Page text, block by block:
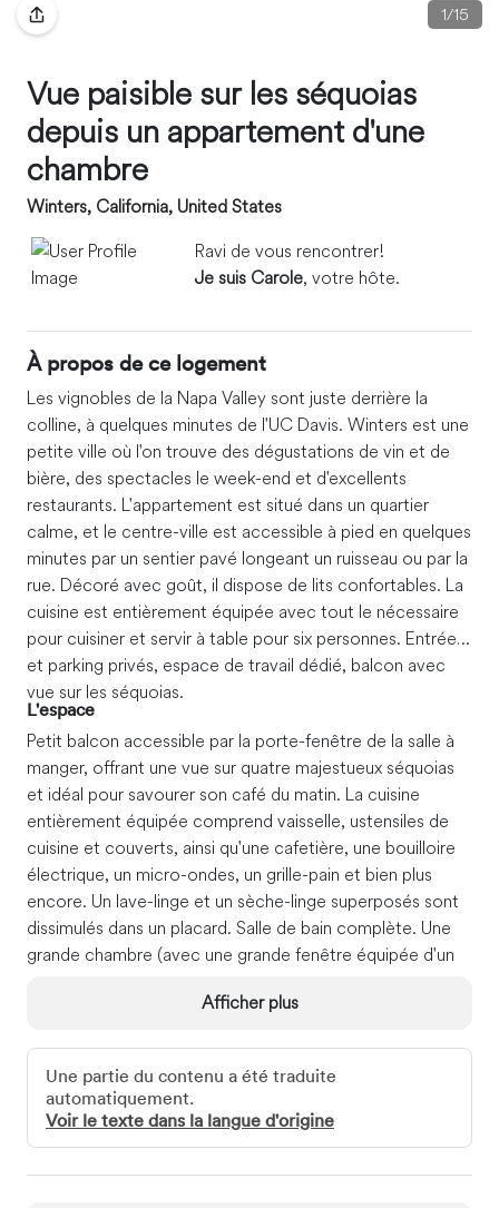
1/15
Vue paisible sur les séquoias
depuis un appartement d'une
chambre
Winters, California, United States
Ravi de vous rencontrer!
Je suis Carole, votre hôte.
À propos de ce logement
Les vignobles de la Napa Valley sont juste derrière la
colline, à quelques minutes de l'UC Davis. Winters est une
petite ville où l'on trouve des dégustations de vin et de
bière, des spectacles le week-end et d'excellents
restaurants. L'appartement est situé dans un quartier
calme, et le centre-ville est accessible à pied en quelques
minutes par un sentier pavé longeant un ruisseau ou par la
rue. Décoré avec goût, il dispose de lits confortables. La
cuisine est entièrement équipée avec tout le nécessaire
pour cuisiner et servir à table pour six personnes. Entrée
et parking privés, espace de travail dédié, balcon avec
vue sur les séquoias.
L'espace
Petit balcon accessible par la porte-fenêtre de la salle à
manger, offrant une vue sur quatre majestueux séquoias
et idéal pour savourer son café du matin. La cuisine
entièrement équipée comprend vaisselle, ustensiles de
cuisine et couverts, ainsi qu'une cafetière, une bouilloire
électrique, un micro-ondes, un grille-pain et bien plus
encore. Un lave-linge et un sèche-linge superposés sont
dissimulés dans un placard. Salle de bain complète. Une
grande chambre (avec une grande fenêtre équipée d'un
lit simple extra long se trouve dans le spacieux salon avec
tiroir pour clavier. Salle à manger avec table et six chaises.
Le linge de maison et les serviettes sont fournis, ainsi que
les articles de toilette de base. Accès Wi-Fi haut débit.
Afficher plus
Une partie du contenu a été traduite
automatiquement.
Voir le texte dans la langue d'origine